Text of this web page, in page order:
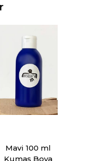
Mavi 100 ml
Kumaş Boya